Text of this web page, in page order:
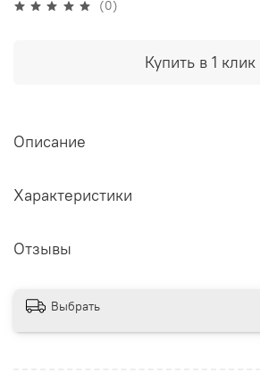
(0)
Купить в 1 клик
Описание
Характеристики
Отзывы
Выбрать